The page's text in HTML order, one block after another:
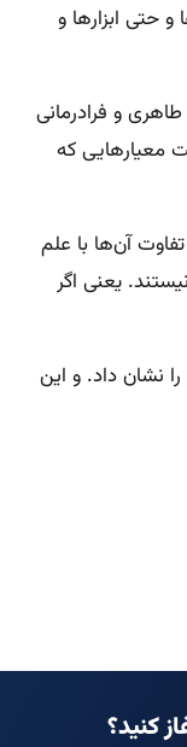
حتی ابزارها و
و فرادرمانی
معیارهایی که
آن‌ها با علم
یعنی اگر
نشان داد. و این
کنید؟